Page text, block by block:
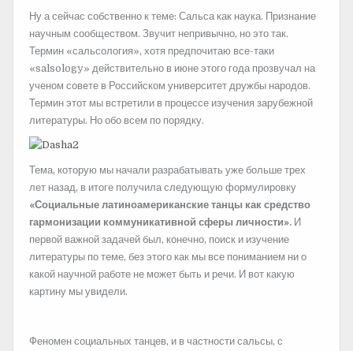
Ну а сейчас собственно к теме: Сальса как наука. Признание
научным сообществом. Звучит непривычно, но это так.
Термин «сальсология», хотя предпочитаю все-таки
«salsology» действительно в июне этого года прозвучал на
ученом совете в Российском университет дружбы народов.
Термин этот мы встретили в процессе изучения зарубежной
литературы. Но обо всем по порядку.
Тема, которую мы начали разрабатывать уже больше трех
лет назад, в итоге получила следующую формулировку
«Социальные латиноамериканские танцы как средство
гармонизации коммуникативной сферы личности». И
первой важной задачей был, конечно, поиск и изучение
литературы по теме, без этого как мы все пониманием ни о
какой научной работе не может быть и речи. И вот какую
картину мы увидели.
Феномен социальных танцев, и в частности сальсы, с